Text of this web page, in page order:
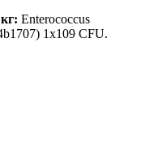
Enterococcus
1x109 CFU.